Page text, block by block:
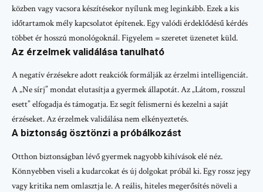
közben vagy vacsora készítésekor nyílunk meg leginkább. Ezek a kis
időtartamok mély kapcsolatot építenek. Egy valódi érdeklődésű kérdés
többet ér hosszú monológoknál. Figyelem = szeretet üzenetet küld.
Az érzelmek validálása tanulható
A negatív érzésekre adott reakciók formálják az érzelmi intelligenciát.
A „Ne sírj” mondat elutasítja a gyermek állapotát. Az „Látom, rosszul
esett” elfogadja és támogatja. Ez segít felismerni és kezelni a saját
érzéseket. Az érzelmek validálása nem elkényeztetés.
A biztonság ösztönzi a próbálkozást
Otthon biztonságban lévő gyermek nagyobb kihívások elé néz.
Könnyebben viseli a kudarcokat és új dolgokat próbál ki. Egy rossz jegy
vagy kritika nem omlasztja le. A reális, hiteles megerősítés növeli a